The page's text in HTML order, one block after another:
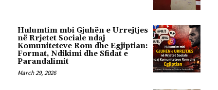
Hulumtim mbi Gjuhën e Urrejtjes
në Rrjetet Sociale ndaj
Komuniteteve Rom dhe Egjiptian:
Format, Ndikimi dhe Sfidat e
Parandalimit
March 29, 2026